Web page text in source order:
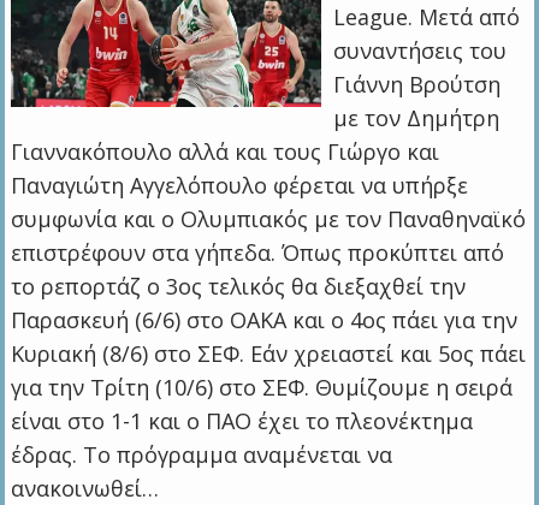
League. Μετά από
συναντήσεις του
Γιάννη Βρούτση
με τον Δημήτρη
Γιαννακόπουλο αλλά και τους Γιώργο και
Παναγιώτη Αγγελόπουλο φέρεται να υπήρξε
συμφωνία και ο Ολυμπιακός με τον Παναθηναϊκό
επιστρέφουν στα γήπεδα. Όπως προκύπτει από
το ρεπορτάζ ο 3ος τελικός θα διεξαχθεί την
Παρασκευή (6/6) στο ΟΑΚΑ και ο 4ος πάει για την
Κυριακή (8/6) στο ΣΕΦ. Εάν χρειαστεί και 5ος πάει
για την Τρίτη (10/6) στο ΣΕΦ. Θυμίζουμε η σειρά
είναι στο 1-1 και ο ΠΑΟ έχει το πλεονέκτημα
έδρας. Το πρόγραμμα αναμένεται να
ανακοινωθεί…